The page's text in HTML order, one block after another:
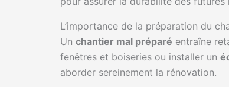
L’importance de la préparation du
Un chantier mal préparé entraîne
fenêtres et boiseries ou installer un
aborder sereinement la rénovation.